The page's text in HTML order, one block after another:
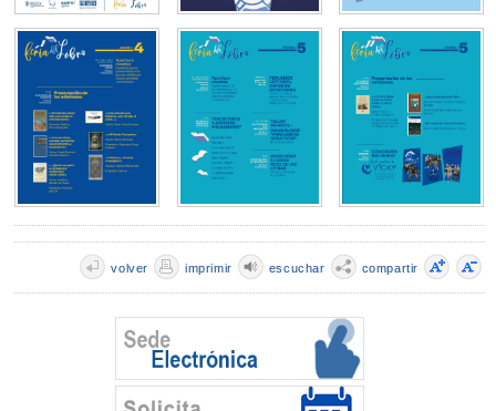
compartir
escuchar
imprimir
volver